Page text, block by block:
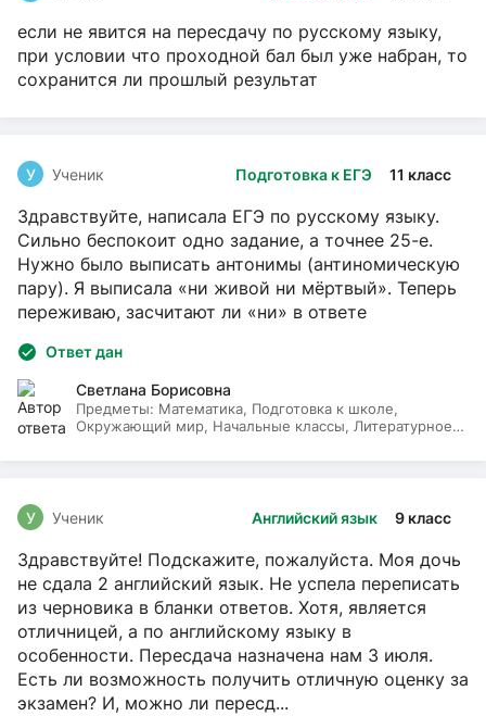
если не явится на пересдачу по русскому языку,
при условии что проходной бал был уже набран, то
сохранится ли прошлый результат
Подготовка к ЕГЭ 11 класс
У Ученик
Здравствуйте, написала ЕГЭ по русскому языку.
Сильно беспокоит одно задание, а точнее 25-е.
Нужно было выписать антонимы (антиномическую
пару). Я выписала «ни живой ни мёртвый». Теперь
переживаю, засчитают ли «ни» в ответе
Ответ дан
Светлана Борисовна
Предметы: Математика, Подготовка к школе,
Окружающий мир, Начальные классы, Литературное
Английский язык 9 класс
У Ученик
Здравствуйте! Подскажите, пожалуйста. Моя дочь
не сдала 2 английский язык. Не успела переписать
из черновика в бланки ответов. Хотя, является
отличницей, а по английскому языку в
особенности. Пересдача назначена нам 3 июля.
Есть ли возможность получить отличную оценку за
экзамен? И, можно ли пересд...